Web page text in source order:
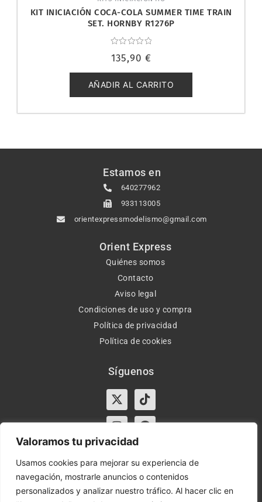
Valoramos tu privacidad
Usamos cookies para mejorar su experiencia de
navegación, mostrarle anuncios o contenidos
personalizados y analizar nuestro tráfico. Al hacer clic en
KIT INICIACIÓN COCA-COLA SUMMER TIME TRAIN
SET. HORNBY R1276P
con
de
5
135,90 €
AÑADIR AL CARRITO
Estamos en
640277962
933113005
orientexpressmodelismo@gmail.com
Orient Express
Quiénes somos
Contacto
Aviso legal
Condiciones de uso y compra
Política de privacidad
Política de cookies
Síguenos
X-
twitter
Tiktok
InstagramFacebook
Horario:
Lun-Vie de 10:00-13:30 y 17:00-20:00 – Sáb de
10:00-13:30